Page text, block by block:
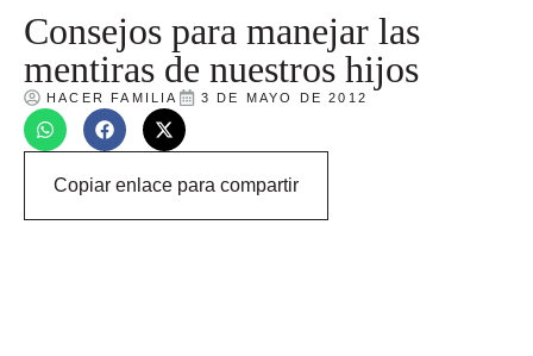
Consejos para manejar las
mentiras de nuestros hijos
HACER FAMILIA 3 DE MAYO DE 2012
Copiar enlace para compartir